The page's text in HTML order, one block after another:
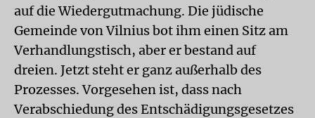
auf die Wiedergutmachung. Die jüdische
Gemeinde von Vilnius bot ihm einen Sitz am
Verhandlungstisch, aber er bestand auf
dreien. Jetzt steht er ganz außerhalb des
Prozesses. Vorgesehen ist, dass nach
Verabschiedung des Entschädigungsgesetzes